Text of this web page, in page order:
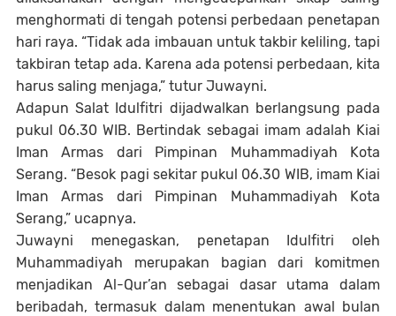
menghormati di tengah potensi perbedaan penetapan
hari raya. “Tidak ada imbauan untuk takbir keliling, tapi
takbiran tetap ada. Karena ada potensi perbedaan, kita
harus saling menjaga,” tutur Juwayni.
Adapun Salat Idulfitri dijadwalkan berlangsung pada
pukul 06.30 WIB. Bertindak sebagai imam adalah Kiai
Iman Armas dari Pimpinan Muhammadiyah Kota
Serang. “Besok pagi sekitar pukul 06.30 WIB, imam Kiai
Iman Armas dari Pimpinan Muhammadiyah Kota
Serang,” ucapnya.
Juwayni menegaskan, penetapan Idulfitri oleh
Muhammadiyah merupakan bagian dari komitmen
menjadikan Al-Qur’an sebagai dasar utama dalam
beribadah, termasuk dalam menentukan awal bulan